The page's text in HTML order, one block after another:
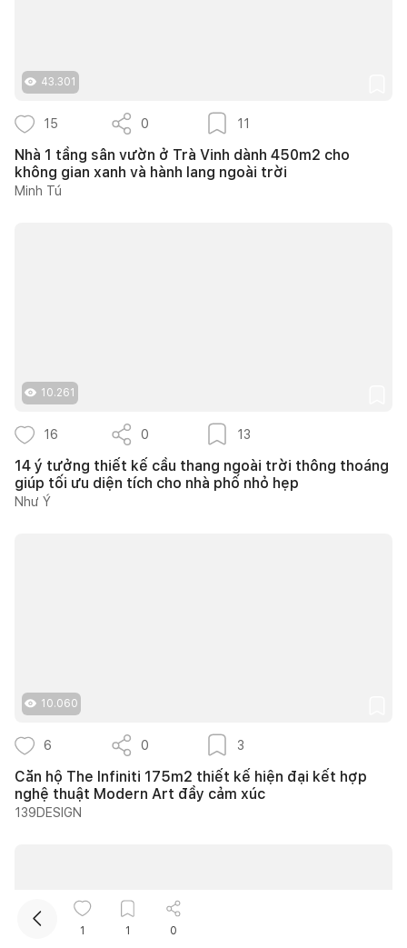
43.301
15 0 11
Nhà 1 tầng sân vườn ở Trà Vinh dành 450m2 cho
không gian xanh và hành lang ngoài trời
Minh Tú
10.261
16 0 13
14 ý tưởng thiết kế cầu thang ngoài trời thông thoáng
giúp tối ưu diện tích cho nhà phố nhỏ hẹp
Như Ý
10.060
6 0 3
Căn hộ The Infiniti 175m2 thiết kế hiện đại kết hợp
nghệ thuật Modern Art đầy cảm xúc
139DESIGN
1 1 0